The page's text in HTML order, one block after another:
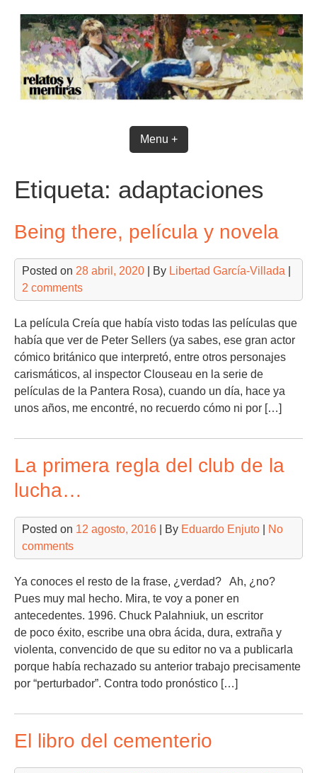
content
Menu +
Etiqueta: adaptaciones
Being there, película y novela
Posted on 28 abril, 2020 | By Libertad García-Villada
2 comments
La película Creía que había visto todas las películas que
había que ver de Peter Sellers (ya sabes, ese gran actor
cómico británico que interpretó, entre otros personajes
carismáticos, al inspector Clouseau en la serie de
películas de la Pantera Rosa), cuando un día, hace ya
unos años, me encontré, no recuerdo cómo ni por […]
La primera regla del club de la
lucha…
Posted on 12 agosto, 2016 | By Eduardo Enjuto
No
comments
Ya conoces el resto de la frase, ¿verdad? Ah, ¿no?
Pues muy mal hecho. Mira, te voy a poner en
antecedentes. 1996. Chuck Palahniuk, un escritor
de poco éxito, escribe una obra ácida, dura, extraña y
violenta, convencido de que su editor no va a publicarla
porque había rechazado su anterior trabajo precisamente
por “perturbador”. Contra todo pronóstico […]
El libro del cementerio